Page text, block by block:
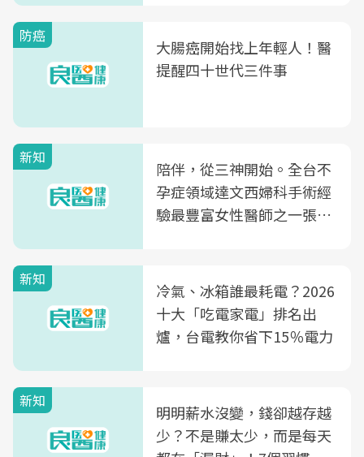
防癌
大腸癌開始找上年輕人！醫
提醒四十世代三件事
新知
陪伴，從三神開始。全台不
孕症領域達文西婦科手術經
驗最豐富女性醫師之一張永
光田醫院建構360度女性健
康照護生態圈
新知
冷氣、冰箱誰最耗電？2026
十大「吃電家電」排名出
爐，台電教你省下15％電力
新知
明明薪水沒變，錢卻越存越
少？不是賺太少，而是每天